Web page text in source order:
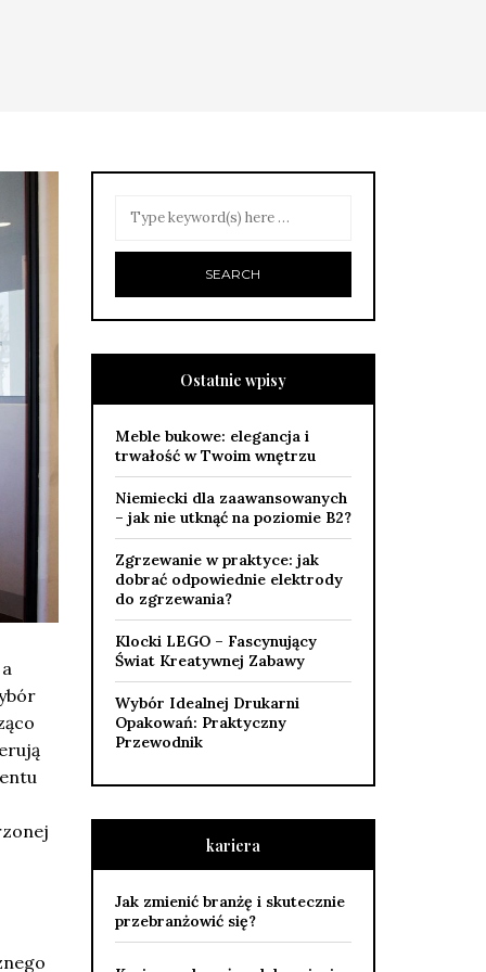
Ostatnie wpisy
Meble bukowe: elegancja i
trwałość w Twoim wnętrzu
Niemiecki dla zaawansowanych
– jak nie utknąć na poziomie B2?
Zgrzewanie w praktyce: jak
dobrać odpowiednie elektrody
do zgrzewania?
Klocki LEGO – Fascynujący
Świat Kreatywnej Zabawy
Wybór Idealnej Drukarni
Opakowań: Praktyczny
Przewodnik
kariera
Jak zmienić branżę i skutecznie
przebranżowić się?